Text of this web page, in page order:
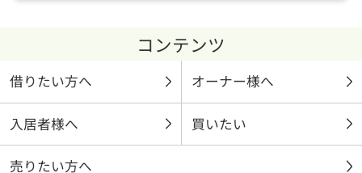
コンテンツ
借りたい方へ オーナー様へ
入居者様へ 買いたい
売りたい方へ